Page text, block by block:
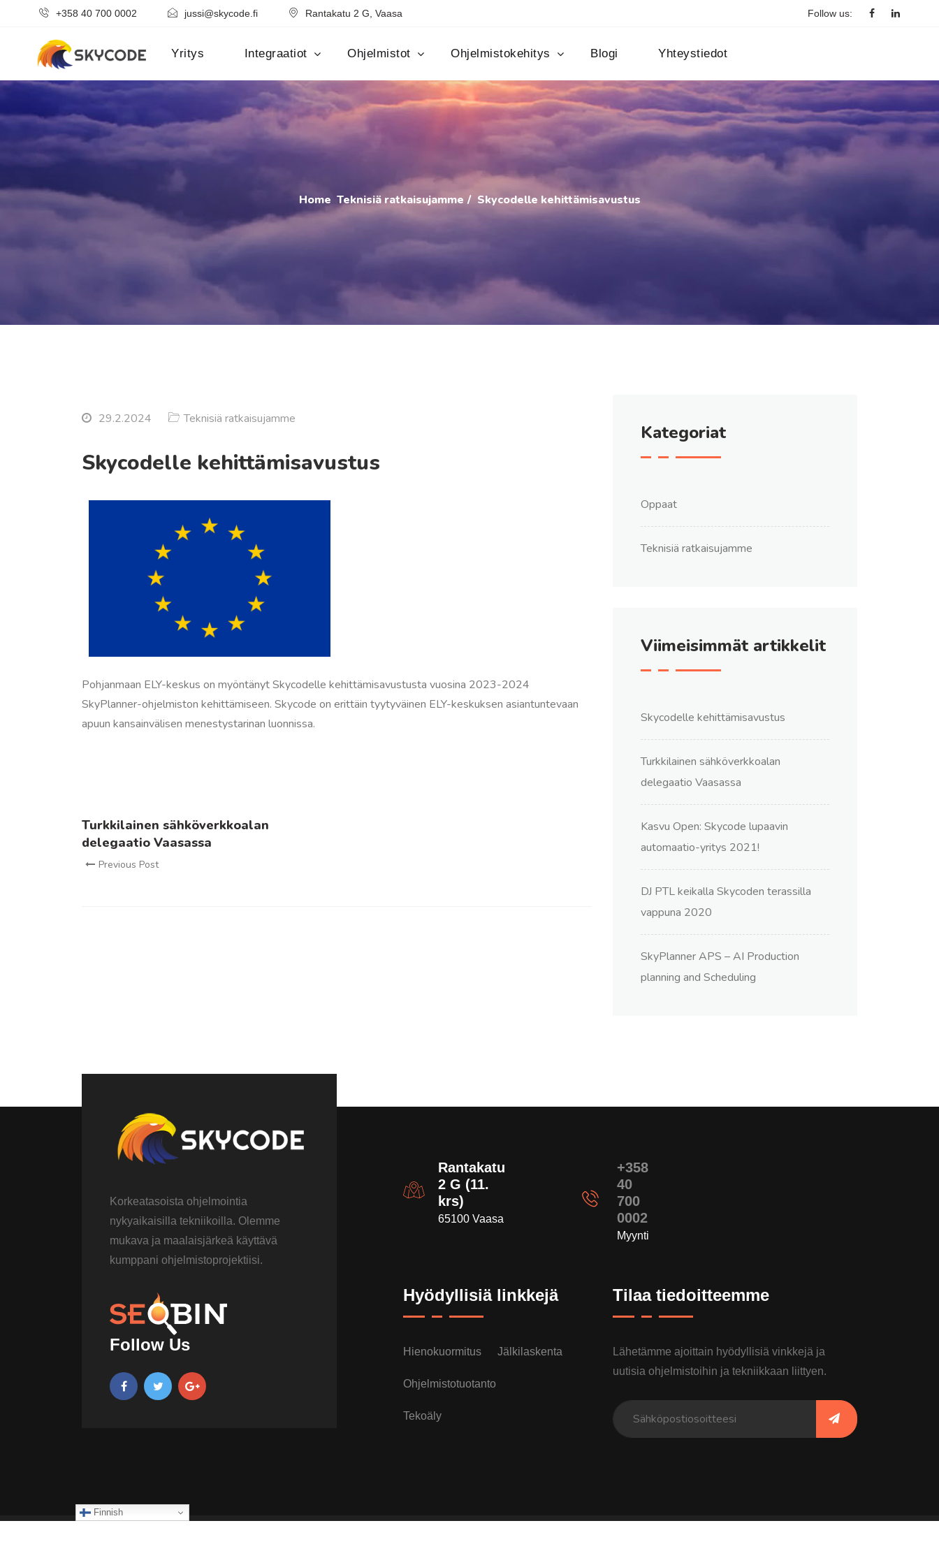
+358 40 700 0002 jussi@skycode.fi Rantakatu 2 G, Vaasa Follow us:
Yritys Integraatiot Ohjelmistot Ohjelmistokehitys Blogi Yhteystiedot
Home Teknisiä ratkaisujamme Skycodelle kehittämisavustus
29.2.2024 Teknisiä ratkaisujamme
Skycodelle kehittämisavustus
Pohjanmaan ELY-keskus on myöntänyt Skycodelle kehittämisavustusta vuosina 2023-2024
SkyPlanner-ohjelmiston kehittämiseen. Skycode on erittäin tyytyväinen ELY-keskuksen asiantuntevaan
apuun kansainvälisen menestystarinan luonnissa.
Turkkilainen sähköverkkoalan
delegaatio Vaasassa
Previous Post
Kategoriat
Oppaat
Teknisiä ratkaisujamme
Viimeisimmät artikkelit
Skycodelle kehittämisavustus
Turkkilainen sähköverkkoalan
delegaatio Vaasassa
Kasvu Open: Skycode lupaavin
automaatio-yritys 2021!
DJ PTL keikalla Skycoden terassilla
vappuna 2020
SkyPlanner APS – AI Production
planning and Scheduling
Korkeatasoista ohjelmointia
nykyaikaisilla tekniikoilla. Olemme
mukava ja maalaisjärkeä käyttävä
kumppani ohjelmistoprojektiisi.
Follow Us
Rantakatu
2 G (11.
krs)
65100 Vaasa
+358
40
700
0002
Myynti
Hyödyllisiä linkkejä
Hienokuormitus
Ohjelmistotuotanto
Tekoäly
Jälkilaskenta
Tilaa tiedoitteemme
Lähetämme ajoittain hyödyllisiä vinkkejä ja
uutisia ohjelmistoihin ja tekniikkaan liittyen.
Finnish